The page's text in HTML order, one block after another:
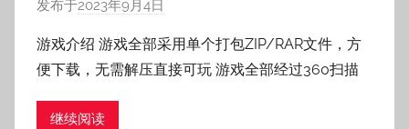
发布于2023年9月4日
:
老
游戏介绍 游戏全部采用单个打包ZIP/RAR文件，方
便下载，无需解压直接可玩 游戏全部经过360扫描
继续阅读